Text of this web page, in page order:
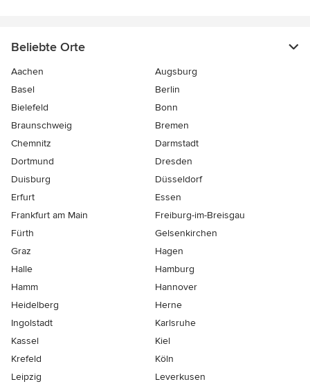
Beliebte Orte
Aachen
Augsburg
Basel
Berlin
Bielefeld
Bonn
Braunschweig
Bremen
Chemnitz
Darmstadt
Dortmund
Dresden
Duisburg
Düsseldorf
Erfurt
Essen
Frankfurt am Main
Freiburg-im-Breisgau
Fürth
Gelsenkirchen
Graz
Hagen
Halle
Hamburg
Hamm
Hannover
Heidelberg
Herne
Ingolstadt
Karlsruhe
Kassel
Kiel
Krefeld
Köln
Leipzig
Leverkusen